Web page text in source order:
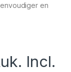
en
Incl.